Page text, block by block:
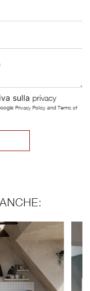
sulla privacy
Privacy Policyand Terms of